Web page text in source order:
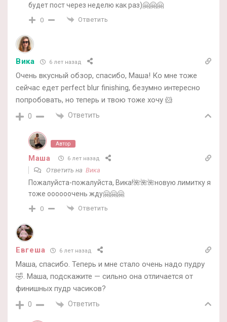
будет пост через неделю как раз)🤗🤗🤗
0 Ответить
Вика 6 лет назад
Очень вкусный обзор, спасибо, Маша! Ко мне тоже
сейчас едет perfect blur finishing, безумно интересно
попробовать, но теперь и твою тоже хочу 🐹
0 Ответить
Автор
Маша 6 лет назад
Ответить на Вика
Пожалуйста-пожалуйста, Вика!🌺🌺🌺новую лимитку я
тоже оооооочень жду🤗🤗🤗
0 Ответить
Евгеша 6 лет назад
Маша, спасибо. Теперь и мне стало очень надо пудру
🤣. Маша, подскажите — сильно она отличается от
финишных пудр часиков?
0 Ответить